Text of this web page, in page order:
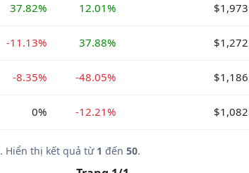
37.82% 12.01% $1,973
-11.13% 37.88% $1,272
-8.35% -48.05% $1,186
0% -12.21% $1,082
. Hiển thị kết quả từ 1 đến 50.